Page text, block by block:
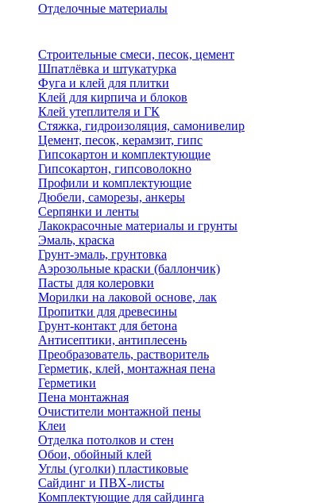
Отделочные материалы
Строительные смеси, песок, цемент
Шпатлёвка и штукатурка
Фуга и клей для плитки
Клей для кирпича и блоков
Клей утеплителя и ГК
Стяжка, гидроизоляция, самонивелир
Цемент, песок, керамзит, гипс
Гипсокартон и комплектующие
Гипсокартон, гипсоволокно
Профили и комплектующие
Дюбели, саморезы, анкеры
Серпянки и ленты
Лакокрасочные материалы и грунты
Эмаль, краска
Грунт-эмаль, грунтовка
Аэрозольные краски (баллончик)
Пасты для колеровки
Морилки на лаковой основе, лак
Пропитки для древесины
Грунт-контакт для бетона
Антисептики, антиплесень
Преобразователь, растворитель
Герметик, клей, монтажная пена
Герметики
Пена монтажная
Очистители монтажной пены
Клеи
Отделка потолков и стен
Обои, обойный клей
Углы (уголки) пластиковые
Сайдинг и ПВХ-листы
Комплектующие для сайдинга